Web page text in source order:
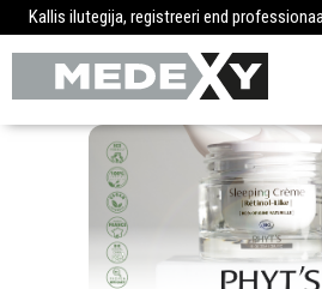
Kallis ilutegija, registreeri end